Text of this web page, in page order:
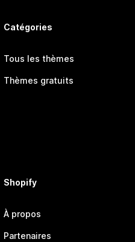
Catégories
Tous les thèmes
Thèmes gratuits
Shopify
À propos
Partenaires